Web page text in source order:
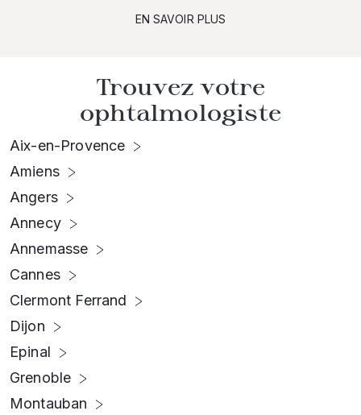
EN SAVOIR PLUS
Trouvez votre
ophtalmologiste
Aix-en-Provence
Amiens
Angers
Annecy
Annemasse
Cannes
Clermont Ferrand
Dijon
Epinal
Grenoble
Montauban